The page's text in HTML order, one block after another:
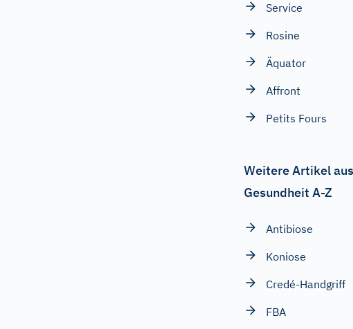
Service
Rosine
Äquator
Affront
Petits Fours
Weitere Artikel
Gesundheit A-Z
Antibiose
Koniose
Credé-Handgriff
FBA